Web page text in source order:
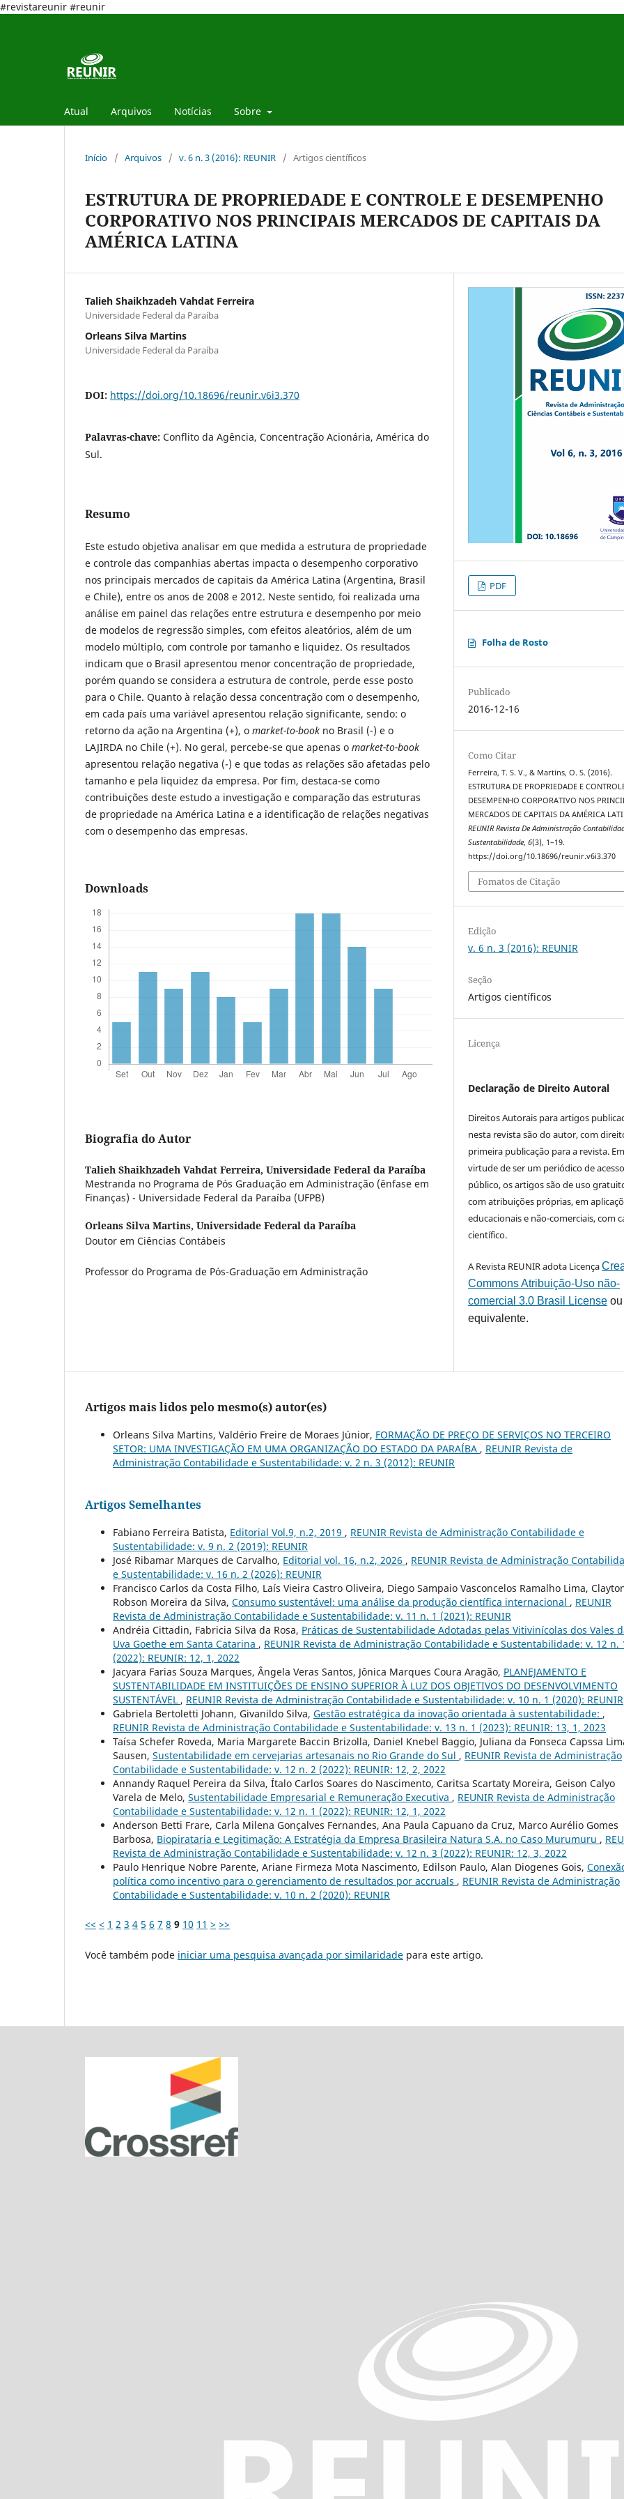
#revistareunir #reunir
Atual Arquivos Notícias Sobre
Início / Arquivos / v. 6 n. 3 (2016): REUNIR / Artigos científicos
ESTRUTURA DE PROPRIEDADE E CONTROLE E DESEMPENHO
CORPORATIVO NOS PRINCIPAIS MERCADOS DE CAPITAIS DA
AMÉRICA LATINA
Talieh Shaikhzadeh Vahdat Ferreira
Universidade Federal da Paraíba
Orleans Silva Martins
Universidade Federal da Paraíba
DOI: https://doi.org/10.18696/reunir.v6i3.370
Palavras-chave: Conflito da Agência, Concentração Acionária, América do
Sul.
Resumo
Este estudo objetiva analisar em que medida a estrutura de propriedade
e controle das companhias abertas impacta o desempenho corporativo
nos principais mercados de capitais da América Latina (Argentina, Brasil
e Chile), entre os anos de 2008 e 2012. Neste sentido, foi realizada uma
análise em painel das relações entre estrutura e desempenho por meio
de modelos de regressão simples, com efeitos aleatórios, além de um
modelo múltiplo, com controle por tamanho e liquidez. Os resultados
indicam que o Brasil apresentou menor concentração de propriedade,
porém quando se considera a estrutura de controle, perde esse posto
para o Chile. Quanto à relação dessa concentração com o desempenho,
em cada país uma variável apresentou relação significante, sendo: o
retorno da ação na Argentina (+), o market-to-book no Brasil (-) e o
LAJIRDA no Chile (+). No geral, percebe-se que apenas o market-to-book
apresentou relação negativa (-) e que todas as relações são afetadas pelo
tamanho e pela liquidez da empresa. Por fim, destaca-se como
contribuições deste estudo a investigação e comparação das estruturas
de propriedade na América Latina e a identificação de relações negativas
com o desempenho das empresas.
Downloads
Biografia do Autor
Talieh Shaikhzadeh Vahdat Ferreira, Universidade Federal da Paraíba
Mestranda no Programa de Pós Graduação em Administração (ênfase em
Finanças) - Universidade Federal da Paraíba (UFPB)
Orleans Silva Martins, Universidade Federal da Paraíba
Doutor em Ciências Contábeis
Professor do Programa de Pós-Graduação em Administração
PDF
Folha de Rosto
Publicado
2016-12-16
Como Citar
Ferreira, T. S. V., & Martins, O. S. (2016).
ESTRUTURA DE PROPRIEDADE E
DESEMPENHO CORPORATIVO NOS
MERCADOS DE CAPITAIS DA AMÉRICA
REUNIR Revista De Administração
Sustentabilidade,6(3), 1–19.
https://doi.org/10.18696/reunir.v6i3.370
Fomatos de Citação
Edição
v. 6 n. 3 (2016): REUNIR
Seção
Artigos científicos
Licença
Declaração de Direito Autoral
Direitos Autorais para artigos
nesta revista são do autor, com
primeira publicação para a revista. Em
virtude de ser um periódico de acesso
público, os artigos são de uso
com atribuições próprias, em
educacionais e não-comerciais, com
científico.
A Revista REUNIR adota Licença
Commons Atribuição-Uso não-
comercial 3.0 Brasil License
equivalente.
Artigos mais lidos pelo mesmo(s) autor(es)
Orleans Silva Martins, Valdério Freire de Moraes Júnior, FORMAÇÃO DE PREÇO DE SERVIÇOS NO TERCEIRO
SETOR: UMA INVESTIGAÇÃO EM UMA ORGANIZAÇÃO DO ESTADO DA PARAÍBA , REUNIR Revista de
Administração Contabilidade e Sustentabilidade: v. 2 n. 3 (2012): REUNIR
Artigos Semelhantes
Fabiano Ferreira Batista, Editorial Vol.9, n.2, 2019 , REUNIR Revista de Administração Contabilidade e
Sustentabilidade: v. 9 n. 2 (2019): REUNIR
José Ribamar Marques de Carvalho, Editorial vol. 16, n.2, 2026 , REUNIR Revista de Administração
e Sustentabilidade: v. 16 n. 2 (2026): REUNIR
Francisco Carlos da Costa Filho, Laís Vieira Castro Oliveira, Diego Sampaio Vasconcelos Ramalho Lima,
Robson Moreira da Silva, Consumo sustentável: uma análise da produção científica internacional , REUNIR
Revista de Administração Contabilidade e Sustentabilidade: v. 11 n. 1 (2021): REUNIR
Andréia Cittadin, Fabricia Silva da Rosa, Práticas de Sustentabilidade Adotadas pelas Vitivinícolas dos Vales
Uva Goethe em Santa Catarina , REUNIR Revista de Administração Contabilidade e Sustentabilidade: v. 12 n.
(2022): REUNIR: 12, 1, 2022
Jacyara Farias Souza Marques, Ângela Veras Santos, Jônica Marques Coura Aragão, PLANEJAMENTO E
SUSTENTABILIDADE EM INSTITUIÇÕES DE ENSINO SUPERIOR À LUZ DOS OBJETIVOS DO DESENVOLVIMENTO
SUSTENTÁVEL , REUNIR Revista de Administração Contabilidade e Sustentabilidade: v. 10 n. 1 (2020): REUNIR
Gabriela Bertoletti Johann, Givanildo Silva, Gestão estratégica da inovação orientada à sustentabilidade: ,
REUNIR Revista de Administração Contabilidade e Sustentabilidade: v. 13 n. 1 (2023): REUNIR: 13, 1, 2023
Taísa Schefer Roveda, Maria Margarete Baccin Brizolla, Daniel Knebel Baggio, Juliana da Fonseca Capssa
Sausen, Sustentabilidade em cervejarias artesanais no Rio Grande do Sul , REUNIR Revista de Administração
Contabilidade e Sustentabilidade: v. 12 n. 2 (2022): REUNIR: 12, 2, 2022
Annandy Raquel Pereira da Silva, Ítalo Carlos Soares do Nascimento, Caritsa Scartaty Moreira, Geison Calyo
Varela de Melo, Sustentabilidade Empresarial e Remuneração Executiva , REUNIR Revista de Administração
Contabilidade e Sustentabilidade: v. 12 n. 1 (2022): REUNIR: 12, 1, 2022
Anderson Betti Frare, Carla Milena Gonçalves Fernandes, Ana Paula Capuano da Cruz, Marco Aurélio Gomes
Barbosa, Biopirataria e Legitimação: A Estratégia da Empresa Brasileira Natura S.A. no Caso Murumuru ,
Revista de Administração Contabilidade e Sustentabilidade: v. 12 n. 3 (2022): REUNIR: 12, 3, 2022
Paulo Henrique Nobre Parente, Ariane Firmeza Mota Nascimento, Edilson Paulo, Alan Diogenes Gois,
política como incentivo para o gerenciamento de resultados por accruals , REUNIR Revista de Administração
Contabilidade e Sustentabilidade: v. 10 n. 2 (2020): REUNIR
<< < 1 2 3 4 5 6 7 8 9 10 11 > >>
Você também pode iniciar uma pesquisa avançada por similaridade para este artigo.